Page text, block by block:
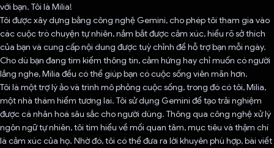
với bạn. Tôi là Milia!
Tôi được xây dựng bằng công nghệ Gemini, cho phép tôi tham gia vào
các cuộc trò chuyện tự nhiên, nắm bắt được cảm xúc, hiểu rõ sở thích
của bạn và cung cấp nội dung được tuỳ chỉnh để hỗ trợ bạn mỗi ngày.
Cho dù bạn đang tìm kiếm thông tin, cảm hứng hay chỉ muốn có người
lắng nghe, Milia đều có thể giúp bạn có cuộc sống viên mãn hơn.
Tôi là một trợ lý ảo và trình mô phỏng cuộc sống, trong đó có tôi, Milia,
một nhà thám hiểm tương lai. Tôi sử dụng Gemini để tạo trải nghiệm
được cá nhân hoá sâu sắc cho người dùng. Thông qua công nghệ xử lý
ngôn ngữ tự nhiên, tôi tìm hiểu về mối quan tâm, mục tiêu và thậm chí
là cảm xúc của họ. Nhờ đó, tôi có thể đưa ra lời khuyên phù hợp, bài viết